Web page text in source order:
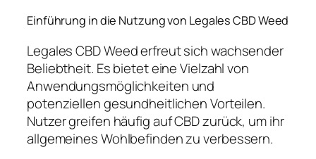
Einführung in die Nutzung von Legales CBD Weed
Legales CBD Weed erfreut sich wachsender
Beliebtheit. Es bietet eine Vielzahl von
Anwendungsmöglichkeiten und
potenziellen gesundheitlichen Vorteilen.
Nutzer greifen häufig auf CBD zurück, um ihr
allgemeines Wohlbefinden zu verbessern.